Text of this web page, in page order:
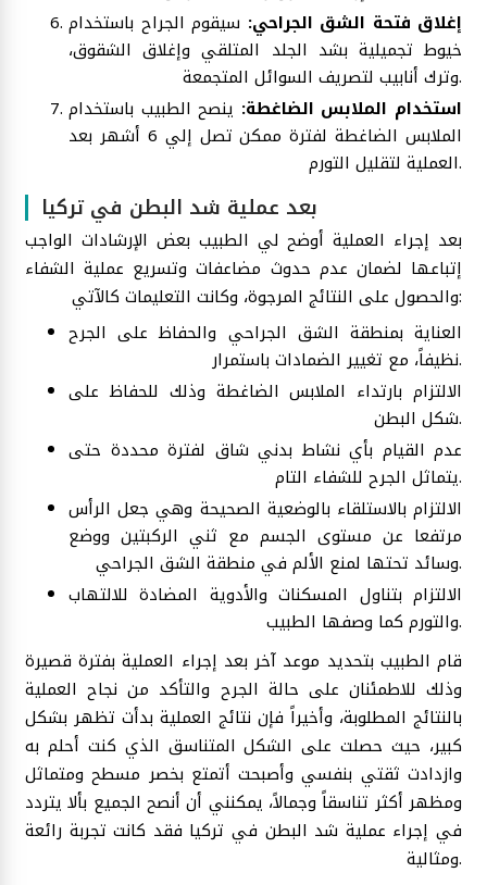
إغلاق فتحة الشق الجراحي: سيقوم الجراح باستخدام
خيوط تجميلية بشد الجلد المتلقي وإغلاق الشقوق،
وترك أنابيب لتصريف السوائل المتجمعة.
استخدام الملابس الضاغطة: ينصح الطبيب باستخدام
الملابس الضاغطة لفترة ممكن تصل إلي 6 أشهر بعد
العملية لتقليل التورم.
بعد عملية شد البطن في تركيا
بعد إجراء العملية أوضح لي الطبيب بعض الإرشادات الواجب
إتباعها لضمان عدم حدوث مضاعفات وتسريع عملية الشفاء
والحصول على النتائج المرجوة، وكانت التعليمات كالآتي:
العناية بمنطقة الشق الجراحي والحفاظ على الجرح
نظيفاً، مع تغيير الضمادات باستمرار.
الالتزام بارتداء الملابس الضاغطة وذلك للحفاظ على
شكل البطن.
عدم القيام بأي نشاط بدني شاق لفترة محددة حتى
يتماثل الجرح للشفاء التام.
الالتزام بالاستلقاء بالوضعية الصحيحة وهي جعل الرأس
مرتفعا عن مستوى الجسم مع ثني الركبتين ووضع
وسائد تحتها لمنع الألم في منطقة الشق الجراحي.
الالتزام بتناول المسكنات والأدوية المضادة للالتهاب
والتورم كما وصفها الطبيب.
قام الطبيب بتحديد موعد آخر بعد إجراء العملية بفترة قصيرة
وذلك للاطمئنان على حالة الجرح والتأكد من نجاح العملية
بالنتائج المطلوبة، وأخيراً فإن نتائج العملية بدأت تظهر بشكل
كبير، حيث حصلت على الشكل المتناسق الذي كنت أحلم به
وازدادت ثقتي بنفسي وأصبحت أتمتع بخصر مسطح ومتماثل
ومظهر أكثر تناسقاً وجمالاً، يمكنني أن أنصح الجميع بألا يتردد
في إجراء عملية شد البطن في تركيا فقد كانت تجربة رائعة
ومثالية.